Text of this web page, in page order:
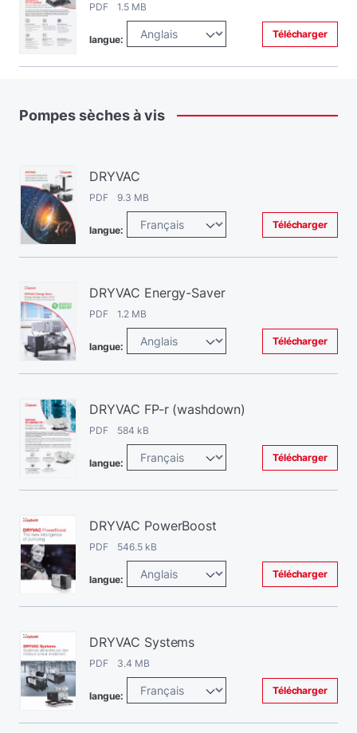
PDF 1.5 MB
langue: Télécharger
Pompessèchesàvis
DRYVAC
PDF 9.3 MB
langue: Télécharger
DRYVAC Energy-Saver
PDF 1.2 MB
langue: Télécharger
DRYVAC FP-r (washdown)
PDF 584 kB
langue: Télécharger
DRYVAC PowerBoost
PDF 546.5 kB
langue: Télécharger
DRYVAC Systems
PDF 3.4 MB
langue: Télécharger